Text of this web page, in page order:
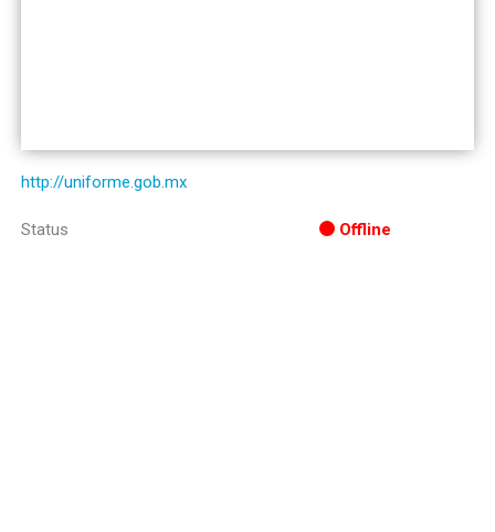
http://uniforme.gob.mx
Status Offline